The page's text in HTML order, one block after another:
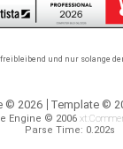
und nur solange
© 2026 Template ©
Engine © 2006
Parse Time: 0.202s